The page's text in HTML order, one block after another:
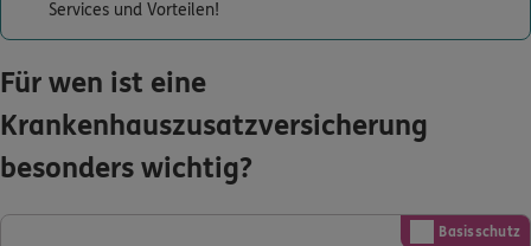
Services und Vorteilen!
Für wen ist eine
Krankenhauszusatzversicherung
besonders wichtig?
Basisschutz